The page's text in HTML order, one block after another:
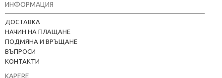
ИНФОРМАЦИЯ
ДОСТАВКА
НАЧИН НА ПЛАЩАНЕ
ПОДМЯНА И ВРЪЩАНЕ
ВЪПРОСИ
КОНТАКТИ
KAPERE